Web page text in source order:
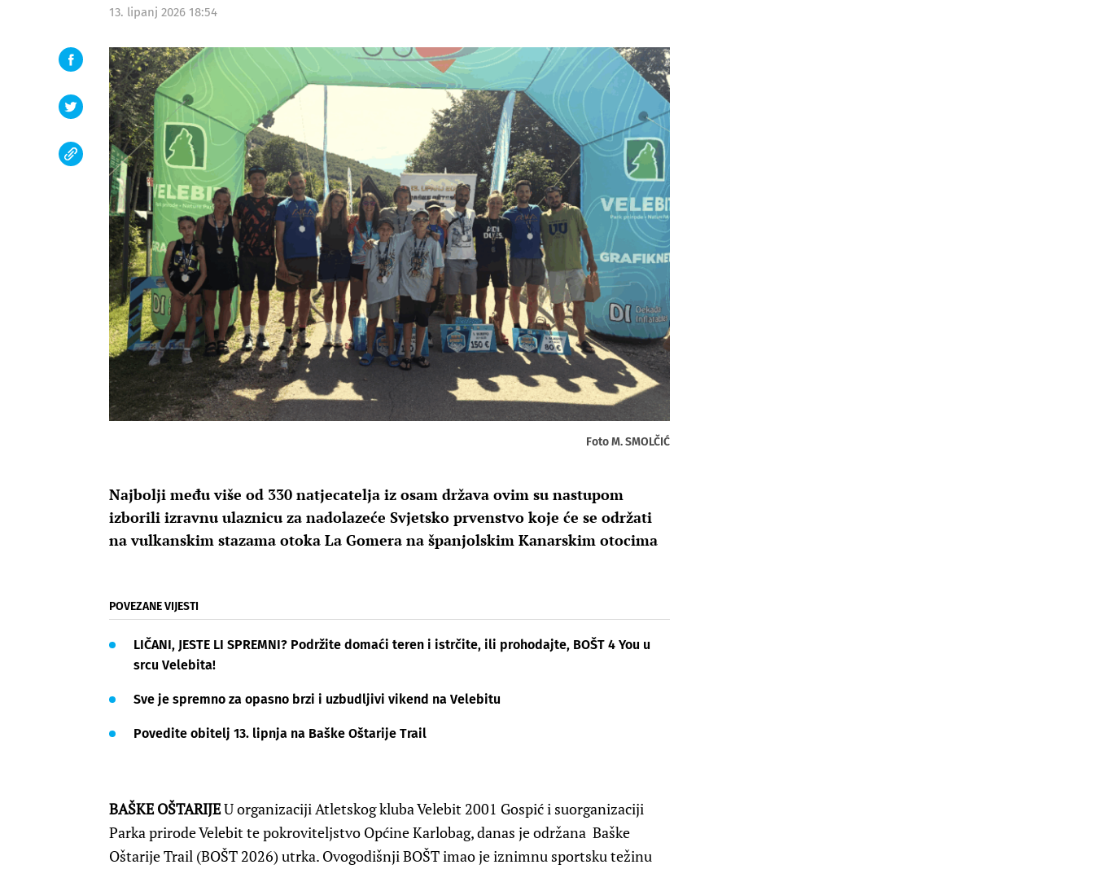
13. lipanj 2026 18:54
Foto M. SMOLČIĆ
Najbolji među više od 330 natjecatelja iz osam država ovim su nastupom
izborili izravnu ulaznicu za nadolazeće Svjetsko prvenstvo koje će se održati
na vulkanskim stazama otoka La Gomera na španjolskim Kanarskim otocima
POVEZANE VIJESTI
LIČANI, JESTE LI SPREMNI? Podržite domaći teren i istrčite, ili prohodajte, BOŠT 4 You u
srcu Velebita!
Sve je spremno za opasno brzi i uzbudljivi vikend na Velebitu
Povedite obitelj 13. lipnja na Baške Oštarije Trail
BAŠKE OŠTARIJEU organizaciji Atletskog kluba Velebit 2001 Gospić i suorganizaciji
Parka prirode Velebit te pokroviteljstvo Općine Karlobag, danas je održana Baške
Oštarije Trail (BOŠT 2026) utrka. Ovogodišnji BOŠT imao je iznimnu sportsku težinu